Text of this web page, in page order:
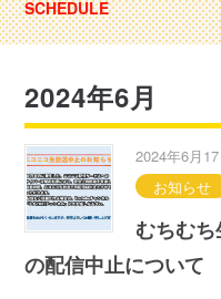
2024年6月
2024年6月17
お知らせ
むちむち
の配信中止について